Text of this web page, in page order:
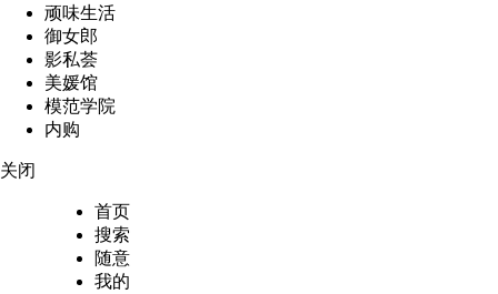
顽味生活
御女郎
影私荟
美媛馆
模范学院
内购
关闭
首页
搜索
随意
我的